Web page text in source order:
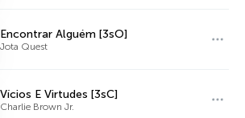
Encontrar Alguém [3sO]
Jota Quest
Vícios E Virtudes [3sC]
Charlie Brown Jr.